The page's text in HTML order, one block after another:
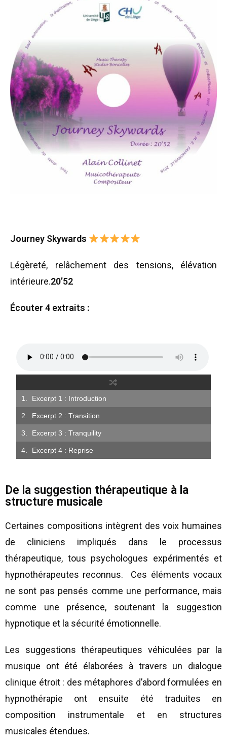
Journey Skywards
Légèreté, relâchement des tensions, élévation
intérieure.20’52
Écouter 4 extraits :
Excerpt 1 : Introduction
Excerpt 2 : Transition
Excerpt 3 : Tranquility
Excerpt 4 : Reprise
De la suggestion thérapeutique à la
structure musicale
Certaines compositions intègrent des voix humaines
de cliniciens impliqués dans le processus
thérapeutique, tous psychologues expérimentés et
hypnothérapeutes reconnus. Ces éléments vocaux
ne sont pas pensés comme une performance, mais
comme une présence, soutenant la suggestion
hypnotique et la sécurité émotionnelle.
Les suggestions thérapeutiques véhiculées par la
musique ont été élaborées à travers un dialogue
clinique étroit : des métaphores d’abord formulées en
hypnothérapie ont ensuite été traduites en
composition instrumentale et en structures
musicales étendues.